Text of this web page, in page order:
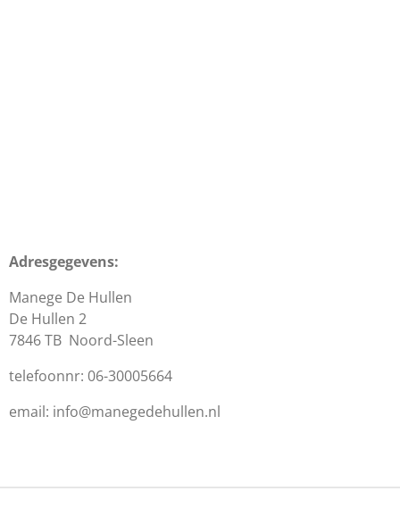
Adresgegevens:
Manege De Hullen
De Hullen 2
7846 TB Noord-Sleen
telefoonnr: 06-30005664
email: info@manegedehullen.nl